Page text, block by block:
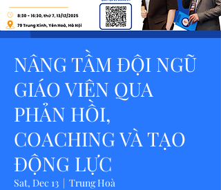
NÂNG TẦM ĐỘI NGŨ
GIÁO VIÊN QUA
PHẢN HỒI,
COACHING VÀ TẠO
ĐỘNG LỰC
Sat, Dec 13
  |
Trung Hoà